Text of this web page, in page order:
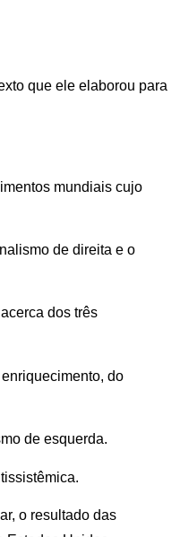
que ele elaborou para
mundiais cujo
de direita e o
dos três
do
de esquerda.
o resultado das